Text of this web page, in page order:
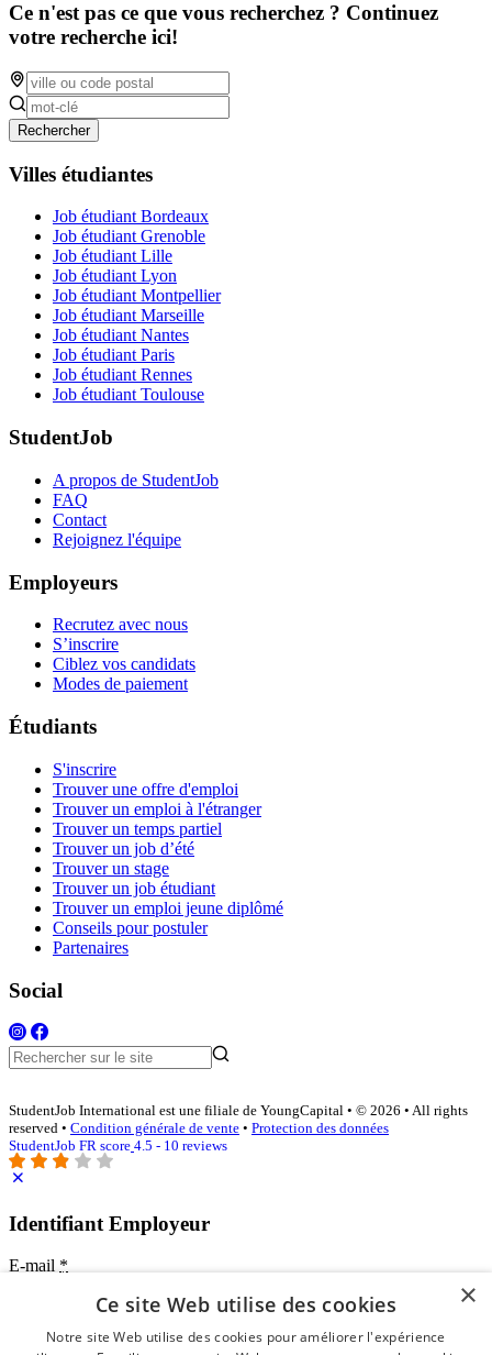
Ce n'est pas ce que vous recherchez ? Continuez
votre recherche ici!
Rechercher
Villes étudiantes
Job étudiant Bordeaux
Job étudiant Grenoble
Job étudiant Lille
Job étudiant Lyon
Job étudiant Montpellier
Job étudiant Marseille
Job étudiant Nantes
Job étudiant Paris
Job étudiant Rennes
Job étudiant Toulouse
StudentJob
A propos de StudentJob
FAQ
Contact
Rejoignez l'équipe
Employeurs
Recrutez avec nous
S’inscrire
Ciblez vos candidats
Modes de paiement
Étudiants
S'inscrire
Trouver une offre d'emploi
Trouver un emploi à l'étranger
Trouver un temps partiel
Trouver un job d’été
Trouver un stage
Trouver un job étudiant
Trouver un emploi jeune diplômé
Conseils pour postuler
Partenaires
Social
StudentJob International est une filiale de YoungCapital • © 2026 • All rights
reserved • Condition générale de vente • Protection des données
StudentJob FR score 4.5 - 10 reviews
Identifiant Employeur
E-mail *
Mot de passe ×
Ce site Web utilise des cookies
Notre site Web utilise des cookies pour améliorer l'expérience